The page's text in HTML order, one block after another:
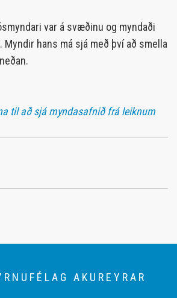
var á svæðinu og myndaði
Myndir hans má sjá með því að smella
til að sjá myndasafnið frá leiknum
AKUREYRAR